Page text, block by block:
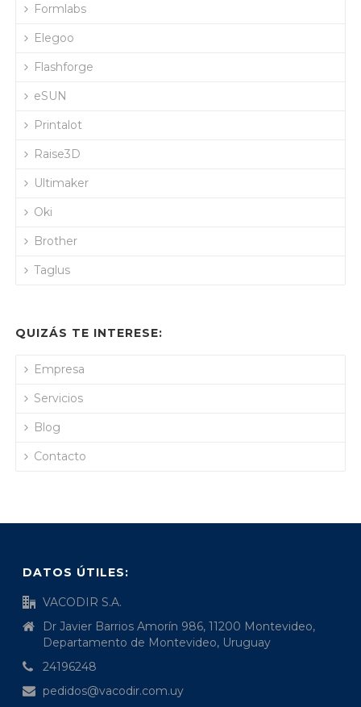
Formlabs
Elegoo
Flashforge
eSUN
Printalot
Raise3D
Ultimaker
Oki
Brother
Taglus
QUIZÁS TE INTERESE:
Empresa
Servicios
Blog
Contacto
DATOS ÚTILES:
VACODIR S.A.
Dr Javier Barrios Amorín 986, 11200 Montevideo,
Departamento de Montevideo, Uruguay
24196248
pedidos@vacodir.com.uy